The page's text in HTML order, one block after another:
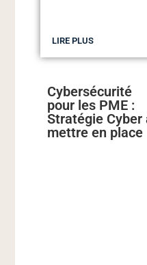
LIRE PLUS
Cybersécurité
pour les PME :
Stratégie Cyber
mettre en place